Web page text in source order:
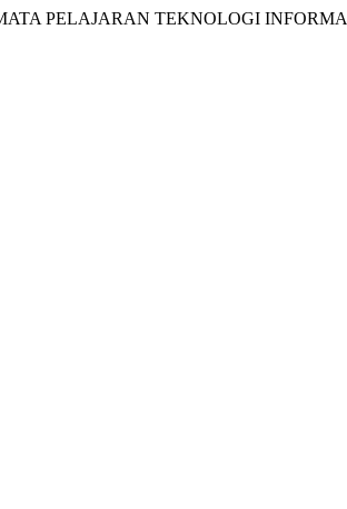
PELAJARAN TEKNOLOGI